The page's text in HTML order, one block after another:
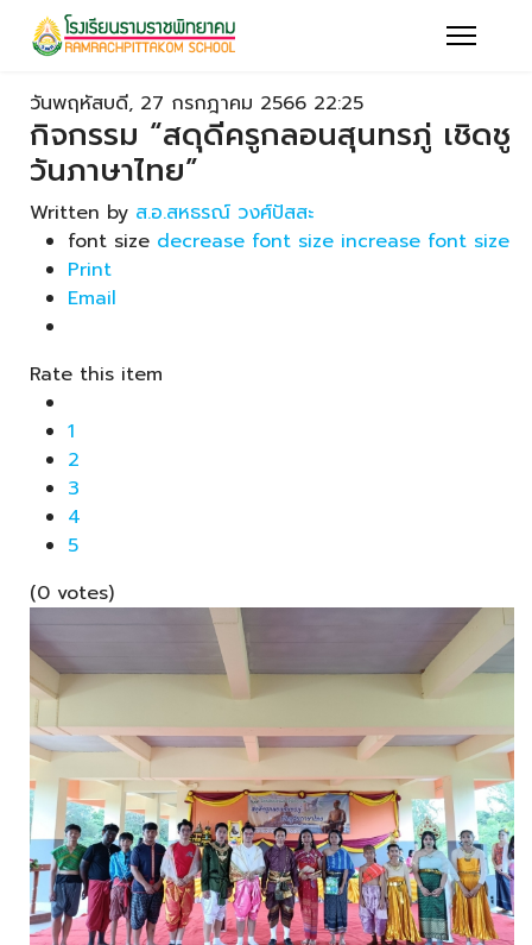
วันพฤหัสบดี, 27 กรกฎาคม 2566 22:25
กิจกรรม “สดุดีครูกลอนสุนทรภู่ เชิดชู
วันภาษาไทย”
Written by ส.อ.สหธรณ์ วงศ์ปัสสะ
font size decrease font size increase font size
Print
Email
Rate this item
1
2
3
4
5
(0 votes)